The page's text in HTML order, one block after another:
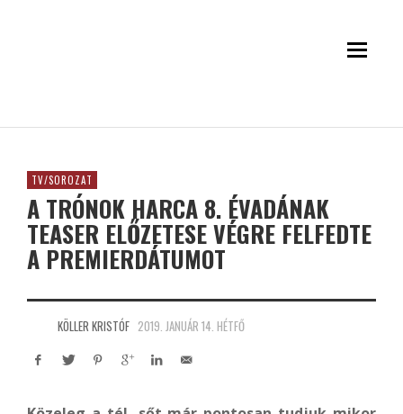
TV/SOROZAT
A TRÓNOK HARCA 8. ÉVADÁNAK
TEASER ELŐZETESE VÉGRE FELFEDTE
A PREMIERDÁTUMOT
KÖLLER KRISTÓF 2019. JANUÁR 14. HÉTFŐ